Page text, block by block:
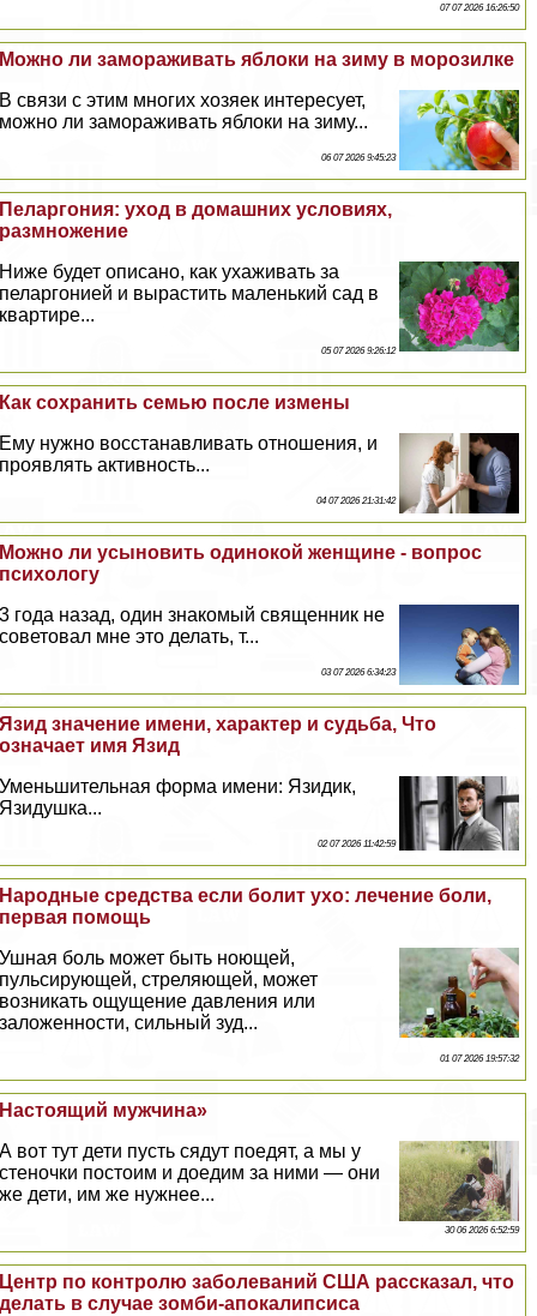
07 07 2026 16:26:50
Можно ли замораживать яблоки на зиму в морозилке
В связи с этим многих хозяек интересует,
можно ли замораживать яблоки на зиму...
06 07 2026 9:45:23
Пеларгония: уход в домашних условиях,
размножение
Ниже будет описано, как ухаживать за
пеларгонией и вырастить маленький сад в
квартире...
05 07 2026 9:26:12
Как сохранить семью после измены
Ему нужно восстанавливать отношения, и
проявлять активность...
04 07 2026 21:31:42
Можно ли усыновить одинокой женщине - вопрос
психологу
3 года назад, один знакомый священник не
советовал мне это делать, т...
03 07 2026 6:34:23
Язид значение имени, хаpaктер и судьба, Что
означает имя Язид
Уменьшительная форма имени: Язидик,
Язидушка...
02 07 2026 11:42:59
Народные средства если болит ухо: лечение боли,
первая помощь
Ушная боль может быть ноющей,
пульсирующей, стреляющей, может
возникать ощущение давления или
заложенности, сильный зуд...
01 07 2026 19:57:32
Настоящий мужчина»
А вот тут дети пусть сядут поедят, а мы у
стеночки постоим и доедим за ними — они
же дети, им же нужнее...
30 06 2026 6:52:59
Центр по контролю заболеваний США рассказал, что
делать в случае зомби-апокалипсиса